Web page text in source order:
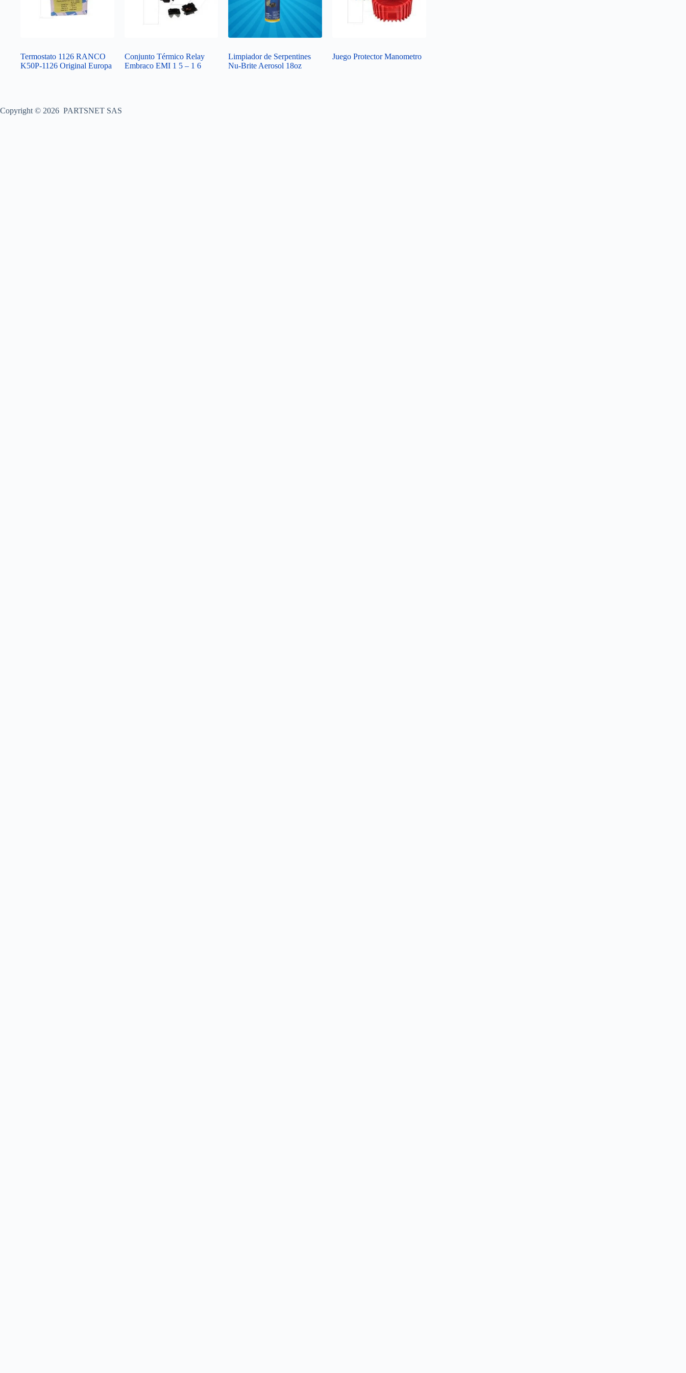
Termostato 1126 RANCO
K50P-1126 Original Europa
Conjunto Térmico Relay
Embraco EMI 1 5 – 1 6
Limpiador de Serpentines
Nu-Brite Aerosol 18oz
Juego Protector Manometro
Copyright © 2026 PARTSNET SAS